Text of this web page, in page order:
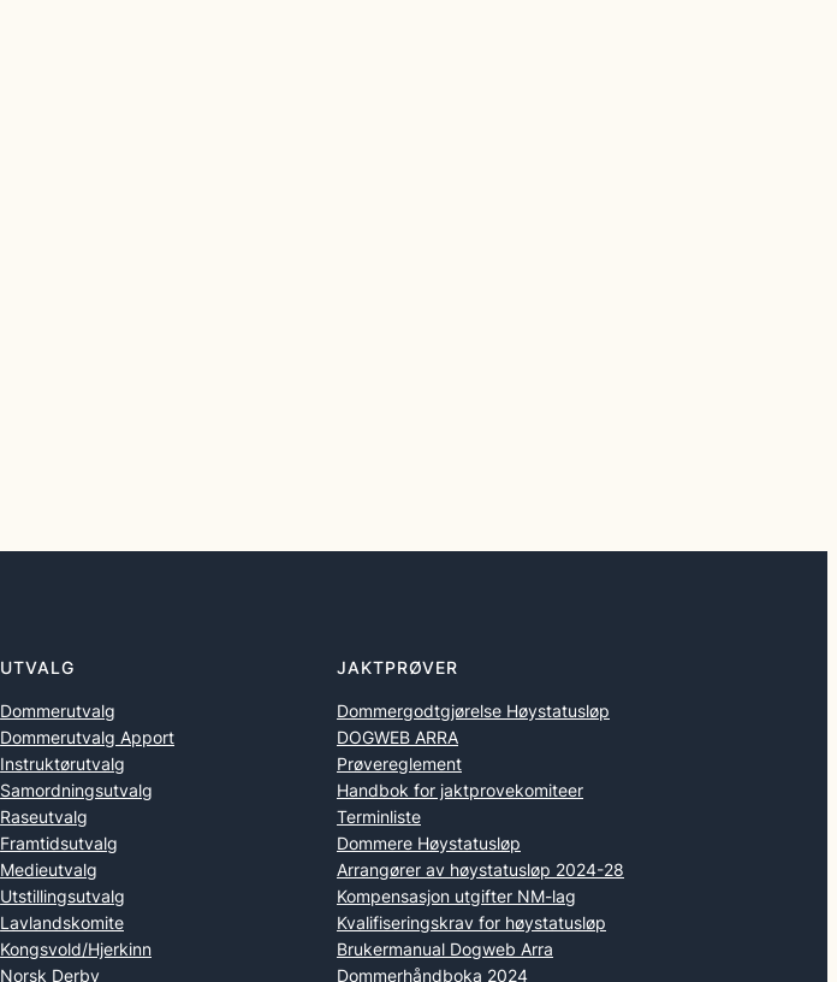
UTVALG
Dommerutvalg
Dommerutvalg Apport
Instruktørutvalg
Samordningsutvalg
Raseutvalg
Framtidsutvalg
Medieutvalg
Utstillingsutvalg
Lavlandskomite
Kongsvold/Hjerkinn
Norsk Derby
JAKTPRØVER
Dommergodtgjørelse Høystatusløp
DOGWEB ARRA
Prøvereglement
Handbok for jaktprovekomiteer
Terminliste
Dommere Høystatusløp
Arrangører av høystatusløp 2024-28
Kompensasjon utgifter NM-lag
Kvalifiseringskrav for høystatusløp
Brukermanual Dogweb Arra
Dommerhåndboka 2024